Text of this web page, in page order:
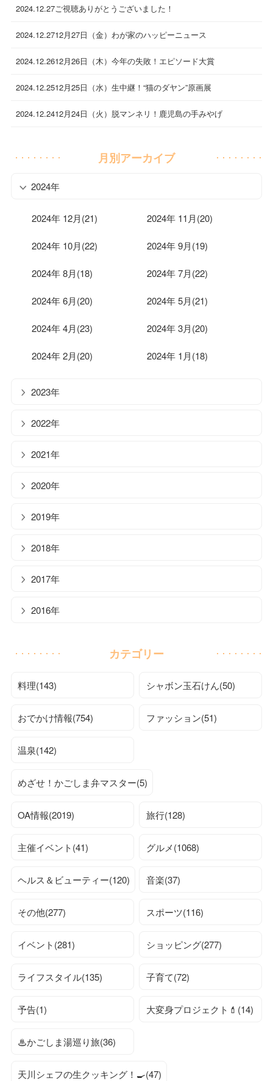
2024.12.27ご視聴ありがとうございました！
2024.12.2712月27日（金）わが家のハッピーニュース
2024.12.2612月26日（木）今年の失敗！エピソード大賞
2024.12.2512月25日（水）生中継！“猫のダヤン”原画展
2024.12.2412月24日（火）脱マンネリ！鹿児島の手みやげ
月別アーカイブ
2024年
2024年 12月(21) 2024年 11月(20)
2024年 10月(22) 2024年 9月(19)
2024年 8月(18) 2024年 7月(22)
2024年 6月(20) 2024年 5月(21)
2024年 4月(23) 2024年 3月(20)
2024年 2月(20) 2024年 1月(18)
2023年
2022年
2021年
2020年
2019年
2018年
2017年
2016年
カテゴリー
料理(143) シャボン玉石けん(50)
おでかけ情報(754) ファッション(51)
温泉(142)
めざせ！かごしま弁マスター(5)
OA情報(2019) 旅行(128)
主催イベント(41) グルメ(1068)
ヘルス＆ビューティー(120) 音楽(37)
その他(277) スポーツ(116)
イベント(281) ショッピング(277)
ライフスタイル(135) 子育て(72)
予告(1) 大変身プロジェクト💄(14)
♨かごしま湯巡り旅(36)
天川シェフの生クッキング！🍳(47)